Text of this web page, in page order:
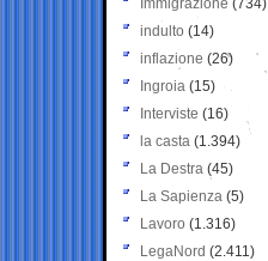
Immigrazione (734)
indulto (14)
inflazione (26)
Ingroia (15)
Interviste (16)
la casta (1.394)
La Destra (45)
La Sapienza (5)
Lavoro (1.316)
LegaNord (2.411)